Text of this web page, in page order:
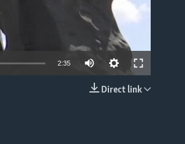
2:35
Direct link